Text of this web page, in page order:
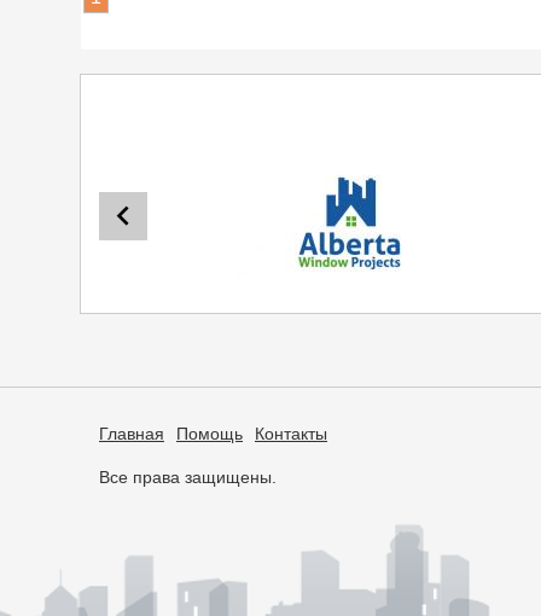
Главная Помощь Контакты
Все права защищены.